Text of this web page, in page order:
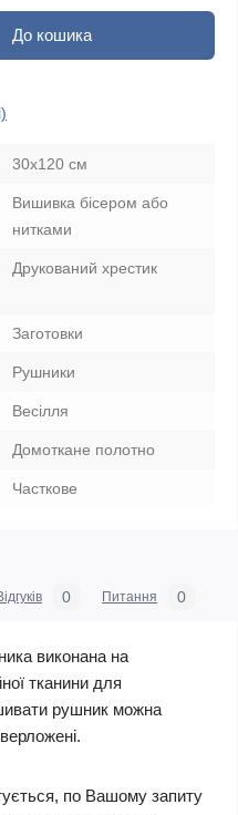
До кошика
30х120 см
Вишивка бісером або
нитками
Друкований хрестик
Заготовки
Рушники
Весілля
Домоткане полотно
Часткове
0 Питання 0
виконана на
тканини для
рушник можна
по Вашому запиту